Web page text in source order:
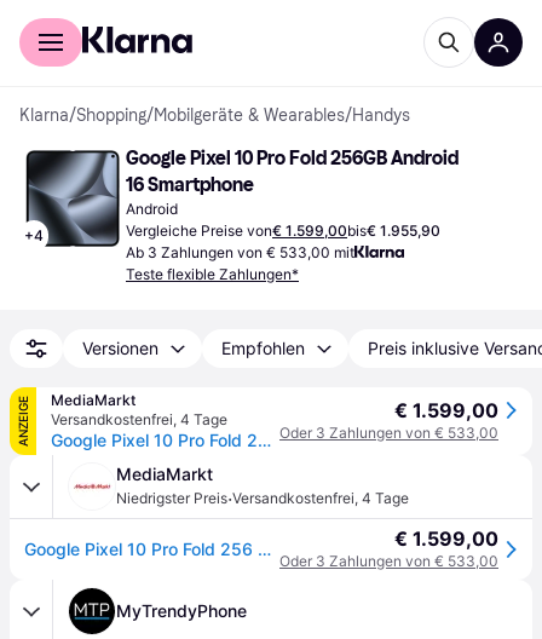
Für Shopper
Klarna/Shopping/Mobilgeräte & Wearables/Handys
+4
Google Pixel 10 Pro Fold 256GB Android
16 Smartphone
Android
Vergleiche Preise von€ 1.599,00bis€ 1.955,90
Ab 3 Zahlungen von € 533,00 mit
Teste flexible Zahlungen*
Versionen Empfohlen Preis inklusive
ANZEIGE
MediaMarkt
Versandkostenfrei, 4 Tage
Google Pixel 10 Pro Fold 256 GB, Moonstone, Dual SIM - Grau
€ 1.599,00
Oder 3 Zahlungen von € 533,00
MediaMarkt
Niedrigster Preis·Versandkostenfrei, 4 Tage
Google Pixel 10 Pro Fold 256 GB, Moonstone, Dual SIM - Grau € 1.599,00
Oder 3 Zahlungen von € 533,00
MyTrendyPhone